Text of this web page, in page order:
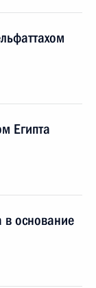
Египта
в основание